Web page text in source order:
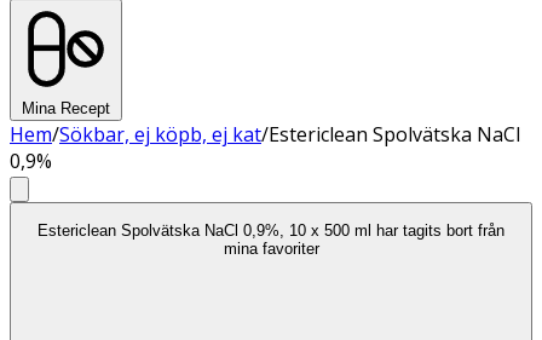
Mina Recept
Hem/Sökbar, ej köpb, ej kat/Estericlean Spolvätska NaCl
0,9%
Estericlean Spolvätska NaCl 0,9%, 10 x 500 ml har tagits bort från
mina favoriter